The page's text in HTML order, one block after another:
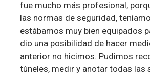
fue mucho más profesional,
las normas de seguridad,
estábamos muy bien equipados
dio una posibilidad de hacer
anterior no hicimos. Pudimos
túneles, medir y anotar todas las